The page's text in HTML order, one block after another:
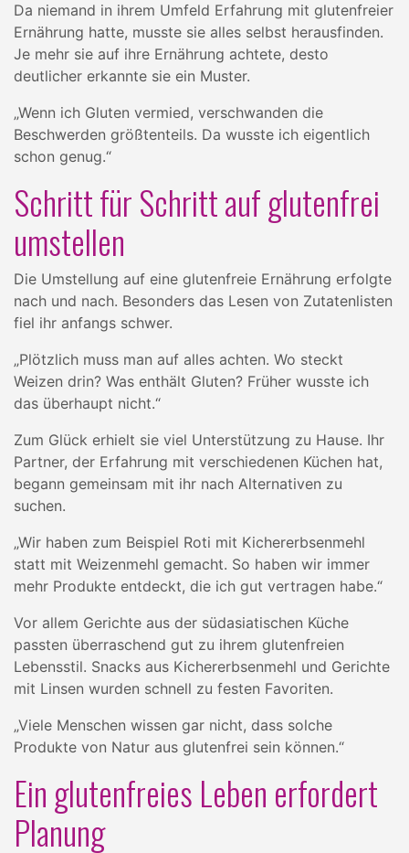
Da niemand in ihrem Umfeld Erfahrung mit glutenfreier
Ernährung hatte, musste sie alles selbst herausfinden.
Je mehr sie auf ihre Ernährung achtete, desto
deutlicher erkannte sie ein Muster.
„Wenn ich Gluten vermied, verschwanden die
Beschwerden größtenteils. Da wusste ich eigentlich
schon genug.“
Schritt für Schritt auf glutenfrei
umstellen
Die Umstellung auf eine glutenfreie Ernährung erfolgte
nach und nach. Besonders das Lesen von Zutatenlisten
fiel ihr anfangs schwer.
„Plötzlich muss man auf alles achten. Wo steckt
Weizen drin? Was enthält Gluten? Früher wusste ich
das überhaupt nicht.“
Zum Glück erhielt sie viel Unterstützung zu Hause. Ihr
Partner, der Erfahrung mit verschiedenen Küchen hat,
begann gemeinsam mit ihr nach Alternativen zu
suchen.
„Wir haben zum Beispiel Roti mit Kichererbsenmehl
statt mit Weizenmehl gemacht. So haben wir immer
mehr Produkte entdeckt, die ich gut vertragen habe.“
Vor allem Gerichte aus der südasiatischen Küche
passten überraschend gut zu ihrem glutenfreien
Lebensstil. Snacks aus Kichererbsenmehl und Gerichte
mit Linsen wurden schnell zu festen Favoriten.
„Viele Menschen wissen gar nicht, dass solche
Produkte von Natur aus glutenfrei sein können.“
Ein glutenfreies Leben erfordert
Planung